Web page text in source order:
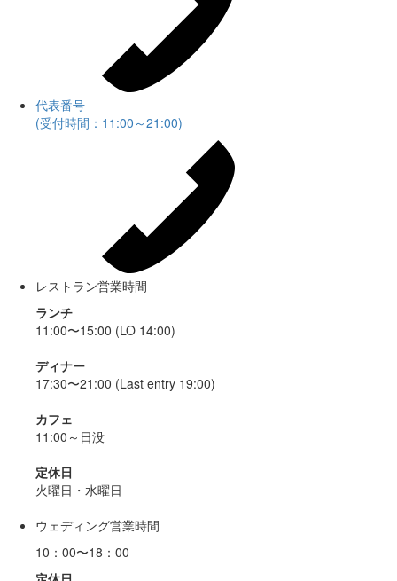
代表番号
(受付時間：11:00～21:00)
レストラン営業時間
ランチ
11:00〜15:00 (LO 14:00)
ディナー
17:30〜21:00 (Last entry 19:00)
カフェ
11:00～日没
定休日
火曜日・水曜日
ウェディング営業時間
10：00〜18：00